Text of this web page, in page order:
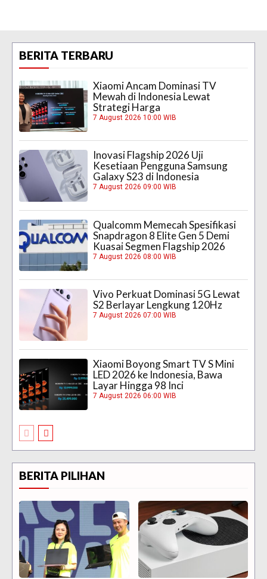
BERITA TERBARU
Xiaomi Ancam Dominasi TV
Mewah di Indonesia Lewat
Strategi Harga
7 August 2026 10:00 WIB
Inovasi Flagship 2026 Uji
Kesetiaan Pengguna Samsung
Galaxy S23 di Indonesia
7 August 2026 09:00 WIB
Qualcomm Memecah Spesifikasi
Snapdragon 8 Elite Gen 5 Demi
Kuasai Segmen Flagship 2026
7 August 2026 08:00 WIB
Vivo Perkuat Dominasi 5G Lewat
S2 Berlayar Lengkung 120Hz
7 August 2026 07:00 WIB
Xiaomi Boyong Smart TV S Mini
LED 2026 ke Indonesia, Bawa
Layar Hingga 98 Inci
7 August 2026 06:00 WIB
BERITA PILIHAN